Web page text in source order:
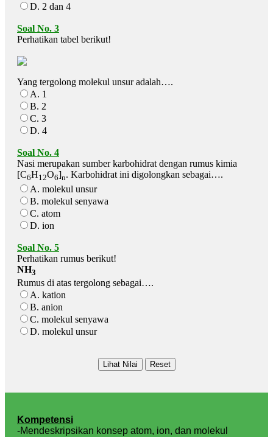
D. 2 dan 4
Soal No. 3
Perhatikan tabel berikut!
Yang tergolong molekul unsur adalah….
A. 1
B. 2
C. 3
D. 4
Soal No. 4
Nasi merupakan sumber karbohidrat dengan rumus kimia
[C6H12O6]n. Karbohidrat ini digolongkan sebagai….
A. molekul unsur
B. molekul senyawa
C. atom
D. ion
Soal No. 5
Perhatikan rumus berikut!
NH3
Rumus di atas tergolong sebagai….
A. kation
B. anion
C. molekul senyawa
D. molekul unsur
Kompetensi
-Mendeskripsikan konsep atom, ion, dan molekul